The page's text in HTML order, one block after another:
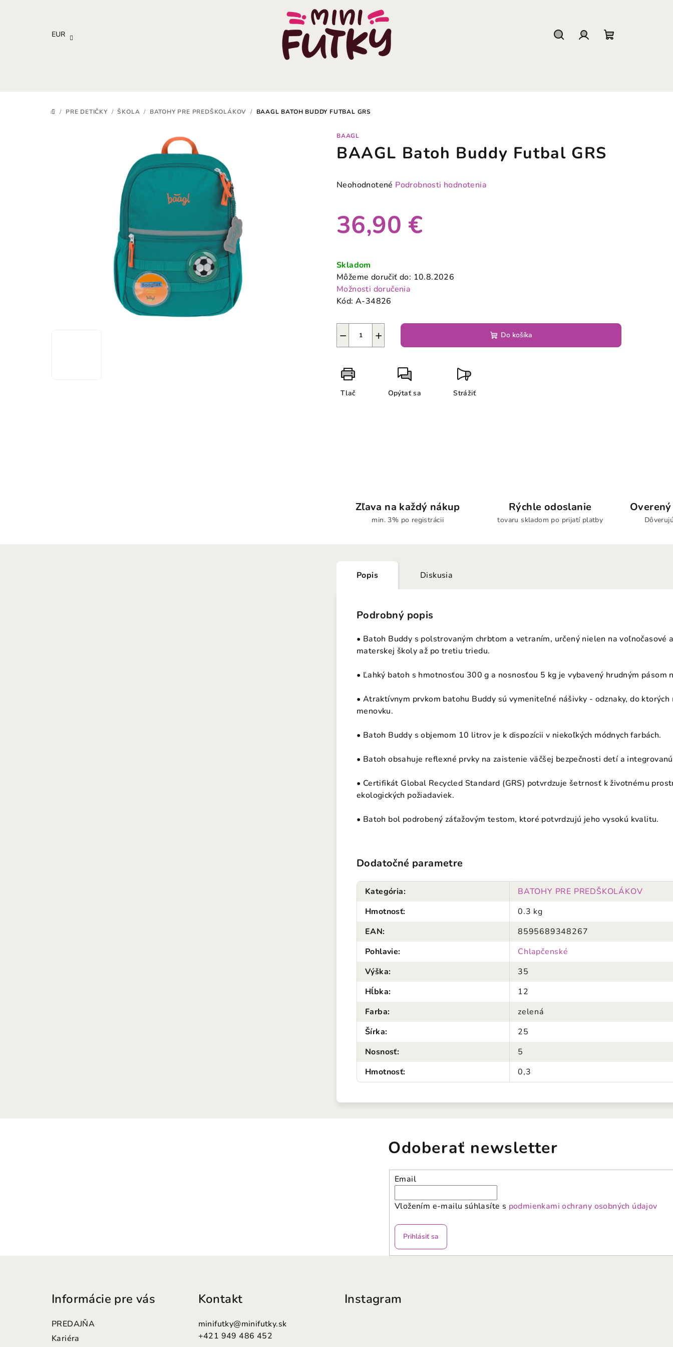
EUR
DOMOV
/ PRE DETIČKY / ŠKOLA / BATOHY PRE PREDŠKOLÁKOV / BAAGL BATOH BUDDY FUTBAL GRS
BAAGL
BAAGL Batoh Buddy Futbal GRS
Priemerné
je
0,0
hviezdičiek.
Neohodnotené Podrobnosti hodnotenia
36,90 €
cena:
Skladom
Môžeme doručiť do: 10.8.2026
Možnosti doručenia
Kód: A-34826
+
− Do košíka
Tlač Opýtať sa Strážiť
Zľava na každý nákup
min. 3% po registrácii
Rýchle odoslanie
tovaru skladom po prijatí platby
Popis Diskusia
Podrobný popis
• Batoh Buddy s polstrovaným chrbtom a vetraním, určený nielen na
materskej školy až po tretiu triedu.
• Ľahký batoh s hmotnosťou 300 g a nosnosťou 5 kg je vybavený hrudným
• Atraktívnym prvkom batohu Buddy sú vymeniteľné nášivky - odznaky, do
menovku.
• Batoh Buddy s objemom 10 litrov je k dispozícii v niekoľkých módnych farbách.
• Batoh obsahuje reflexné prvky na zaistenie väčšej bezpečnosti detí a
• Certifikát Global Recycled Standard (GRS) potvrdzuje šetrnosť k životnému
ekologických požiadaviek.
• Batoh bol podrobený záťažovým testom, ktoré potvrdzujú jeho vysokú kvalitu.
Dodatočné parametre
Kategória:
BATOHY PRE PREDŠKOLÁKOV
Hmotnosť:
0.3 kg
EAN:
8595689348267
Pohlavie:
Chlapčenské
Výška:
35
Hĺbka:
12
Farba:
zelená
Šírka:
25
Nosnosť:
5
Hmotnosť: 0,3
Odoberať newsletter
Email
Vložením e-mailu súhlasíte s podmienkami ochrany osobných údajov
Prihlásiť sa
Informácie pre vás
PREDAJŇA
Kariéra
Kontakt
minifutky@minifutky.sk
+421 949 486 452
Instagram